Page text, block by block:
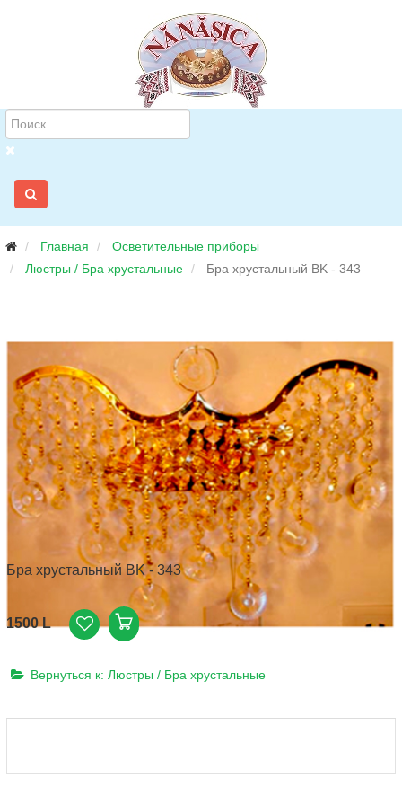
Главная
Осветительные приборы
Люстры / Бра хрустальные
Бра хрустальный BK - 343
Бра хрустальный BK - 343
1500 L
Вернуться к: Люстры / Бра хрустальные